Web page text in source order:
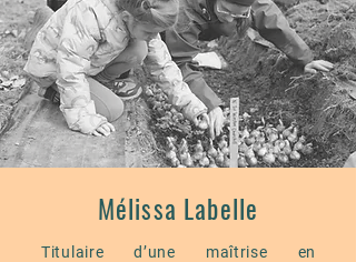
Mélissa Labelle
Titulaire d’une maîtrise en